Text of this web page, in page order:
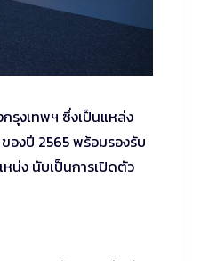
รุงเทพฯ ซึ่งเป็นแหล่ง
ของปี 2565 พร้อมรองรับ
น่ง นับเป็นการเปิดตัว